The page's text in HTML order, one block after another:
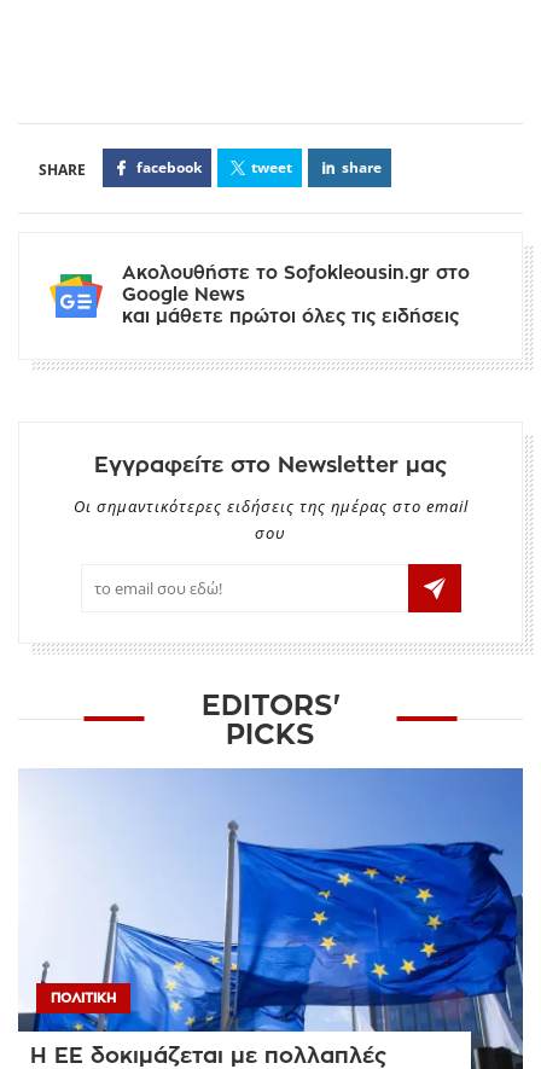
facebook tweet share
Ακολουθήστε το Sofokleousin.gr στο
Google News
και μάθετε πρώτοι όλες τις ειδήσεις
Εγγραφείτε στο Newsletter μας
Οι σημαντικότερες ειδήσεις της ημέρας στο email
σου
EDITORS'
PICKS
ΠΟΛΙΤΙΚΉ
Η ΕΕ δοκιμάζεται με πολλαπλές